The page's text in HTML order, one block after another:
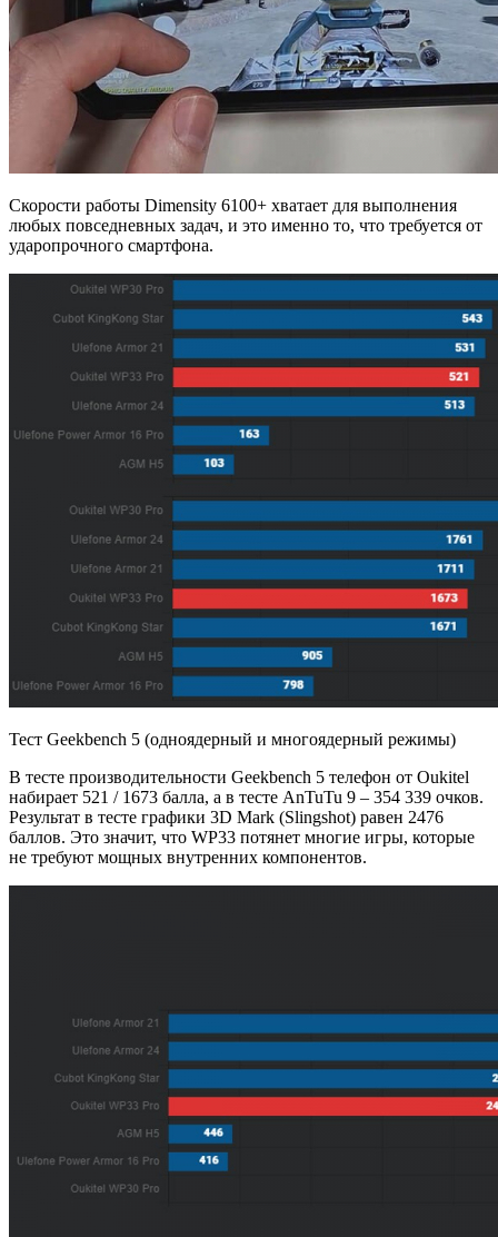
Скорости работы Dimensity 6100+ хватает для выполнения
любых повседневных задач, и это именно то, что требуется от
ударопрочного смартфона.
Тест Geekbench 5 (одноядерный и многоядерный режимы)
В тесте производительности Geekbench 5 телефон от Oukitel
набирает 521 / 1673 балла, а в тесте AnTuTu 9 – 354 339 очков.
Результат в тесте графики 3D Mark (Slingshot) равен 2476
баллов. Это значит, что WP33 потянет многие игры, которые
не требуют мощных внутренних компонентов.